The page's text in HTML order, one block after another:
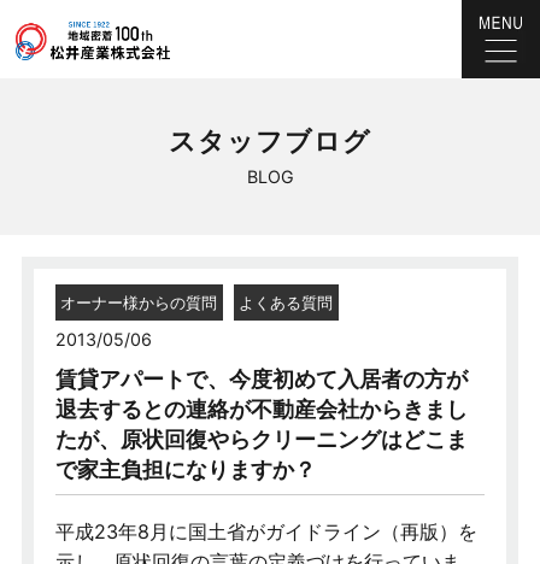
BLOG
スタッフブログ
オーナー様からの質問 よくある質問
2013/05/06
賃貸アパートで、今度初めて入居者の方が
退去するとの連絡が不動産会社からきまし
たが、原状回復やらクリーニングはどこま
で家主負担になりますか？
平成23年8月に国土省がガイドライン（再版）を